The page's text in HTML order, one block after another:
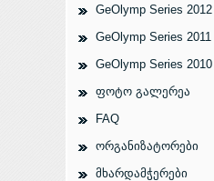
GeOlymp Series 2012
GeOlymp Series 2011
GeOlymp Series 2010
ფოტო გალერეა
FAQ
ორგანიზატორები
მხარდამჭერები